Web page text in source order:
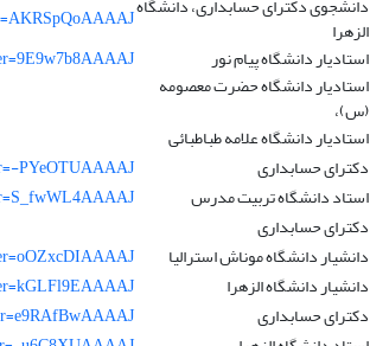
دانشجوی دکترای حسابداری، دانشگاه
الزهرا
استادیار دانشگاه پیام نور
استادیار دانشگاه حضرت معصومه
(س)،
استادیار دانشگاه علامه طباطبائی
دکترای حسابداری
PYeOTUAAAAJ
استاد دانشگاه تربیت مدرس
دکترای حسابداری
دانشیار دانشگاه موناش استرالیا
دانشیار دانشگاه الزهرا
دکترای حسابداری